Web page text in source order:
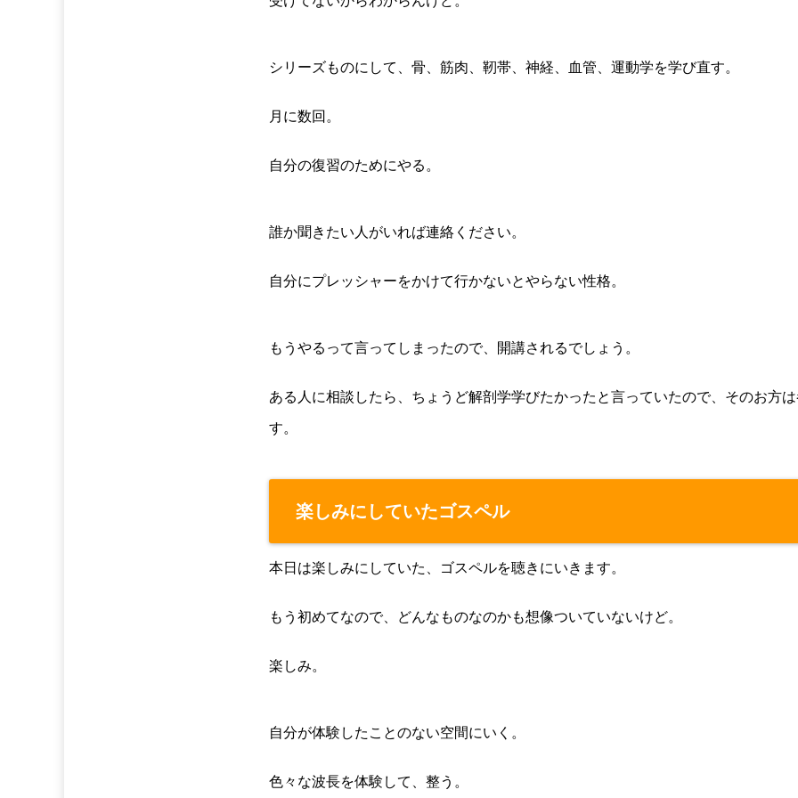
シリーズものにして、骨、筋肉、靭帯、神経、血管、運動学を学び直す。
月に数回。
自分の復習のためにやる。
誰か聞きたい人がいれば連絡ください。
自分にプレッシャーをかけて行かないとやらない性格。
もうやるって言ってしまったので、開講されるでしょう。
ある人に相談したら、ちょうど解剖学学びたかったと言っていたので、そのお方
す。
楽しみにしていたゴスペル
本日は楽しみにしていた、ゴスペルを聴きにいきます。
もう初めてなので、どんなものなのかも想像ついていないけど。
楽しみ。
自分が体験したことのない空間にいく。
色々な波長を体験して、整う。